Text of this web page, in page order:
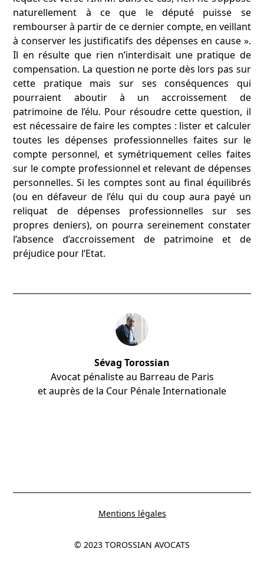
naturellement à ce que le député puisse se
rembourser à partir de ce dernier compte, en veillant
à conserver les justificatifs des dépenses en cause ».
Il en résulte que rien n’interdisait une pratique de
compensation. La question ne porte dès lors pas sur
cette pratique mais sur ses conséquences qui
pourraient aboutir à un accroissement de
patrimoine de l’élu. Pour résoudre cette question, il
est nécessaire de faire les comptes : lister et calculer
toutes les dépenses professionnelles faites sur le
compte personnel, et symétriquement celles faites
sur le compte professionnel et relevant de dépenses
personnelles. Si les comptes sont au final équilibrés
(ou en défaveur de l’élu qui du coup aura payé un
reliquat de dépenses professionnelles sur ses
propres deniers), on pourra sereinement constater
l’absence d’accroissement de patrimoine et de
préjudice pour l’Etat.
Sévag Torossian
Avocat pénaliste au Barreau de Paris
et auprès de la Cour Pénale Internationale
© 2023 TOROSSIAN AVOCATS
Mentions légales